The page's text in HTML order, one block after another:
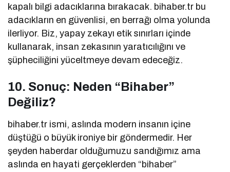
kapalı bilgi adacıklarına bırakacak. bihaber.tr bu
adacıkların en güvenlisi, en berrağı olma yolunda
ilerliyor. Biz, yapay zekayı etik sınırları içinde
kullanarak, insan zekasının yaratıcılığını ve
şüpheciliğini yüceltmeye devam edeceğiz.
10. Sonuç: Neden “Bihaber”
Değiliz?
bihaber.tr ismi, aslında modern insanın içine
düştüğü o büyük ironiye bir göndermedir. Her
şeyden haberdar olduğumuzu sandığımız ama
aslında en hayati gerçeklerden “bihaber”